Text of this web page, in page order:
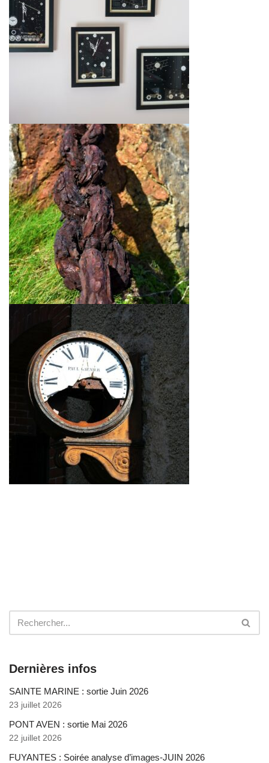
Dernières infos
SAINTE MARINE : sortie Juin 2026
23 juillet 2026
PONT AVEN : sortie Mai 2026
22 juillet 2026
FUYANTES : Soirée analyse d’images-JUIN 2026